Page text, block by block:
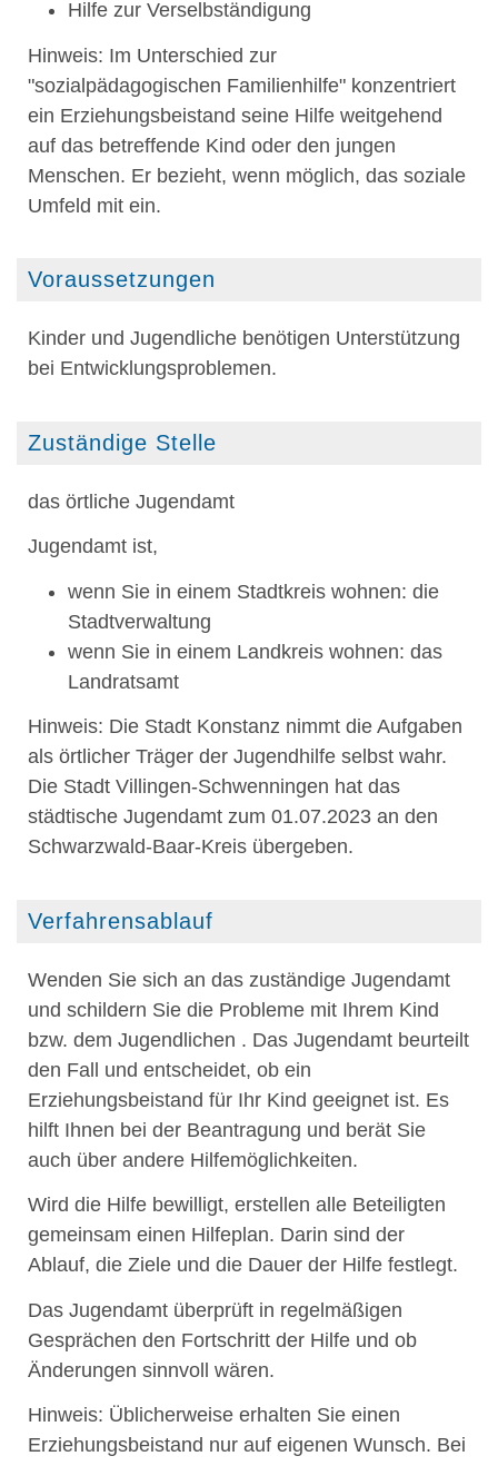
Hilfe zur Verselbständigung
Hinweis: Im Unterschied zur
"sozialpädagogischen Familienhilfe" konzentriert
ein Erziehungsbeistand seine Hilfe weitgehend
auf das betreffende Kind oder den jungen
Menschen. Er bezieht, wenn möglich, das soziale
Umfeld mit ein.
Voraussetzungen
Kinder und Jugendliche benötigen Unterstützung
bei Entwicklungsproblemen.
Zuständige Stelle
das örtliche Jugendamt
Jugendamt ist,
wenn Sie in einem Stadtkreis wohnen: die
Stadtverwaltung
wenn Sie in einem Landkreis wohnen: das
Landratsamt
Hinweis: Die Stadt Konstanz nimmt die Aufgaben
als örtlicher Träger der Jugendhilfe selbst wahr.
Die Stadt Villingen-Schwenningen hat das
städtische Jugendamt zum 01.07.2023 an den
Schwarzwald-Baar-Kreis übergeben.
Verfahrensablauf
Wenden Sie sich an das zuständige Jugendamt
und schildern Sie die Probleme mit Ihrem Kind
bzw. dem Jugendlichen . Das Jugendamt beurteilt
den Fall und entscheidet, ob ein
Erziehungsbeistand für Ihr Kind geeignet ist. Es
hilft Ihnen bei der Beantragung und berät Sie
auch über andere Hilfemöglichkeiten.
Wird die Hilfe bewilligt, erstellen alle Beteiligten
gemeinsam einen Hilfeplan. Darin sind der
Ablauf, die Ziele und die Dauer der Hilfe festlegt.
Das Jugendamt überprüft in regelmäßigen
Gesprächen den Fortschritt der Hilfe und ob
Änderungen sinnvoll wären.
Hinweis: Üblicherweise erhalten Sie einen
Erziehungsbeistand nur auf eigenen Wunsch. Bei